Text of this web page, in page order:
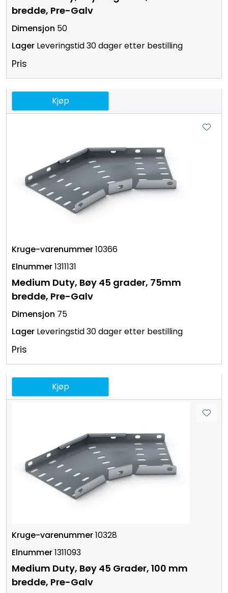
bredde, Pre-Galv
50
Leveringstid 30 dager etter bestilling
Pris
Kjøp
10366
1311131
Medium Duty, Bøy 45 grader, 75mm
bredde, Pre-Galv
75
Leveringstid 30 dager etter bestilling
Pris
Kjøp
10328
1311093
Medium Duty, Bøy 45 Grader, 100 mm
bredde, Pre-Galv